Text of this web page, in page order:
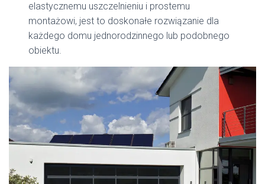
elastycznemu uszczelnieniu i prostemu
montażowi, jest to doskonałe rozwiązanie dla
każdego domu jednorodzinnego lub podobnego
obiektu.